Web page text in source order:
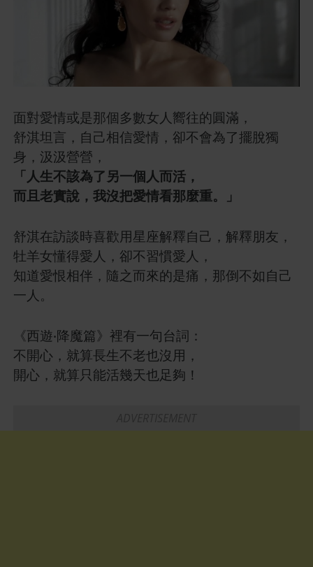
面對愛情或是那個多數女人嚮往的圓滿，
舒淇坦言，自己相信愛情，卻不會為了擺脫獨
身，汲汲營營，
「人生不該為了另一個人而活，
而且老實說，我沒把愛情看那麼重。」
舒淇在訪談時喜歡用星座解釋自己，解釋朋友，
牡羊女懂得愛人，卻不習慣愛人，
知道愛恨相伴，隨之而來的是痛，那倒不如自己
一人。
《西遊‧降魔篇》裡有一句台詞：
不開心，就算長生不老也沒用，
開心，就算只能活幾天也足夠！